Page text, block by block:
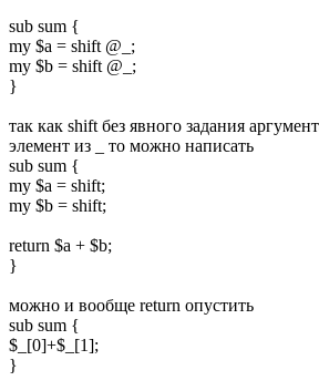
sub sum {
my $a = shift @_;
my $b = shift @_;
}
так как shift без явного задания
элемент из _ то можно написать
sub sum {
my $a = shift;
my $b = shift;
return $a + $b;
}
можно и вообще return опустить
sub sum {
$_[0]+$_[1];
}